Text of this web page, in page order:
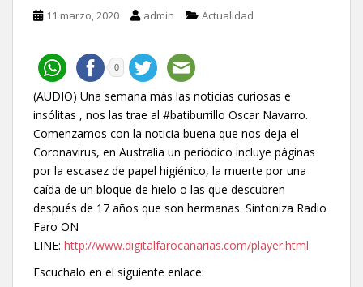
11 marzo, 2020 admin Actualidad
0
(AUDIO) Una semana más las noticias curiosas e
insólitas , nos las trae al #batiburrillo Oscar Navarro.
Comenzamos con la noticia buena que nos deja el
Coronavirus, en Australia un periódico incluye páginas
por la escasez de papel higiénico, la muerte por una
caída de un bloque de hielo o las que descubren
después de 17 años que son hermanas. Sintoniza Radio
Faro ON
LINE: http://www.digitalfarocanarias.com/player.html
Escuchalo en el siguiente enlace: